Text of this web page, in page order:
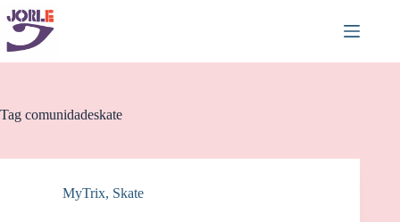
Pular
para
conteúdo
Tag comunidadeskate
MyTrix, Skate